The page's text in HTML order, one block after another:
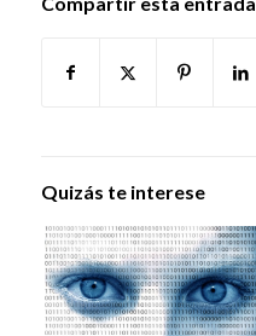
Quizás te interese